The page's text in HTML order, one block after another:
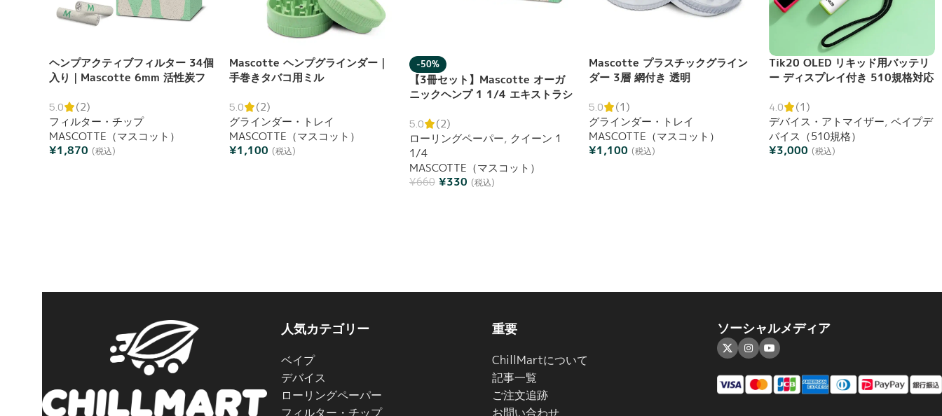
ヘンプアクティブフィルター 34個
入り｜Mascotte 6mm 活性炭フ
5.0
(2)
フィルター・チップ
MASCOTTE（マスコット）
¥1,870 (税込)
Mascotte ヘンプグラインダー｜
手巻きタバコ用ミル
5.0
(2)
グラインダー・トレイ
MASCOTTE（マスコット）
¥1,100 (税込)
-50%
【3冊セット】Mascotte オーガ
ニックヘンプ 1 1/4 エキストラシ
巻紙 ブックレット
5.0
(2)
ローリングペーパー, クイーン 1
1/4
MASCOTTE（マスコット）
¥660 ¥330 (税込)
Mascotte プラスチックグライン
ダー 3層 網付き 透明
5.0
(1)
グラインダー・トレイ
MASCOTTE（マスコット）
¥1,100 (税込)
Tik20 OLED リキッド用バッテリ
ー ディスプレイ付き 510規格対応
4.0
(1)
デバイス・アトマイザー, ベイプデ
バイス（510規格）
¥3,000 (税込)
人気カテゴリー
ベイプ
デバイス
ローリングペーパー
重要
ChillMartについて
記事一覧
ご注文追跡
ソーシャルメディア